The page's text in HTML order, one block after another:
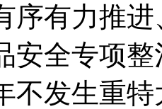
序有力推
安全专项
不发生重